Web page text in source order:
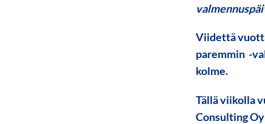
Viidettä
paremmin -
kolme.
Tällä viikolla
Consulting